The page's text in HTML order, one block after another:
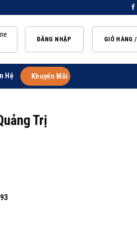
ĐĂNG NHẬP GIỎ HÀNG /
Hệ Khuyến Mãi
Trị